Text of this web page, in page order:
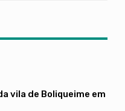
vila de Boliqueime em